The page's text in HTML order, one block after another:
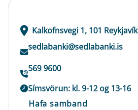
Kalkofnsvegi 1, 101 Reykjavík
sedlabanki@sedlabanki.is
569 9600
Símsvörun: kl. 9-12 og 13-16
Hafa samband